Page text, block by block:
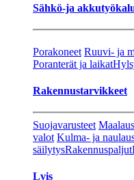
Sähkö-ja
Porakoneet Ruuvi- ja
Poranterät ja laikat
Rakennustarvikkeet
Suojavarusteet
valot Kulma- ja
säilytysRakennuspaljut
Lvis